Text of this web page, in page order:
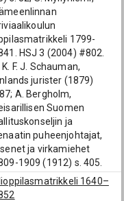
1799-
HSJ 3 (2004) #802.
F. J. Schauman,
jurister (1879)
A. Bergholm,
Suomen
ja
puheenjohtajat,
ja virkamiehet
1909 (1912) s. 405.
1640–